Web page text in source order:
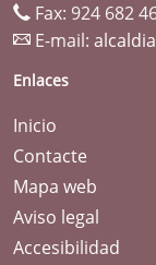
Fax: 924 682
E-mail:
Enlaces
Inicio
Contacte
Mapa web
Aviso legal
Accesibilidad